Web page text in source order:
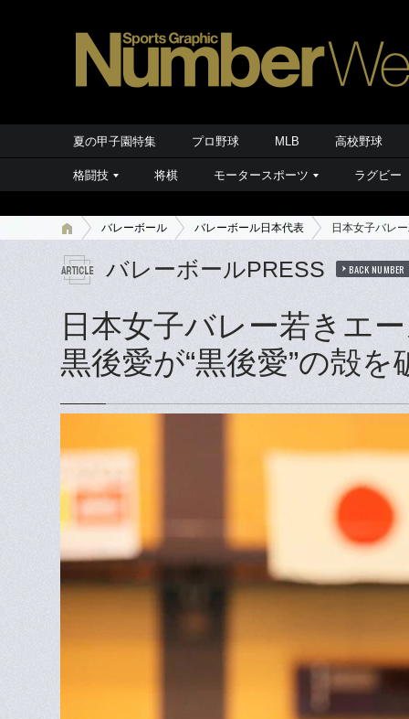
夏の甲子園特集 プロ野球 MLB 高校野球
格闘技 将棋 モータースポーツ ラグビー
バレーボール バレーボール日本代表 日本女子バレ
バレーボールPRESS BACK NUMBER
日本女子バレー若きエ
黒後愛が“黒後愛”の殻を